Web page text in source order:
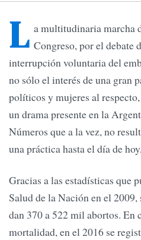
L a multitudinaria marcha
Congreso, por el debate
interrupción voluntaria del
no sólo el interés de una gran
políticos y mujeres al
un drama presente en la
Números que a la vez, no
una práctica hasta el día de
Gracias a las estadísticas que
Salud de la Nación en el 2009,
dan 370 a 522 mil abortos. En
mortalidad, en el 2016 se